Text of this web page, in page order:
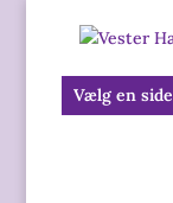
Vælg en side